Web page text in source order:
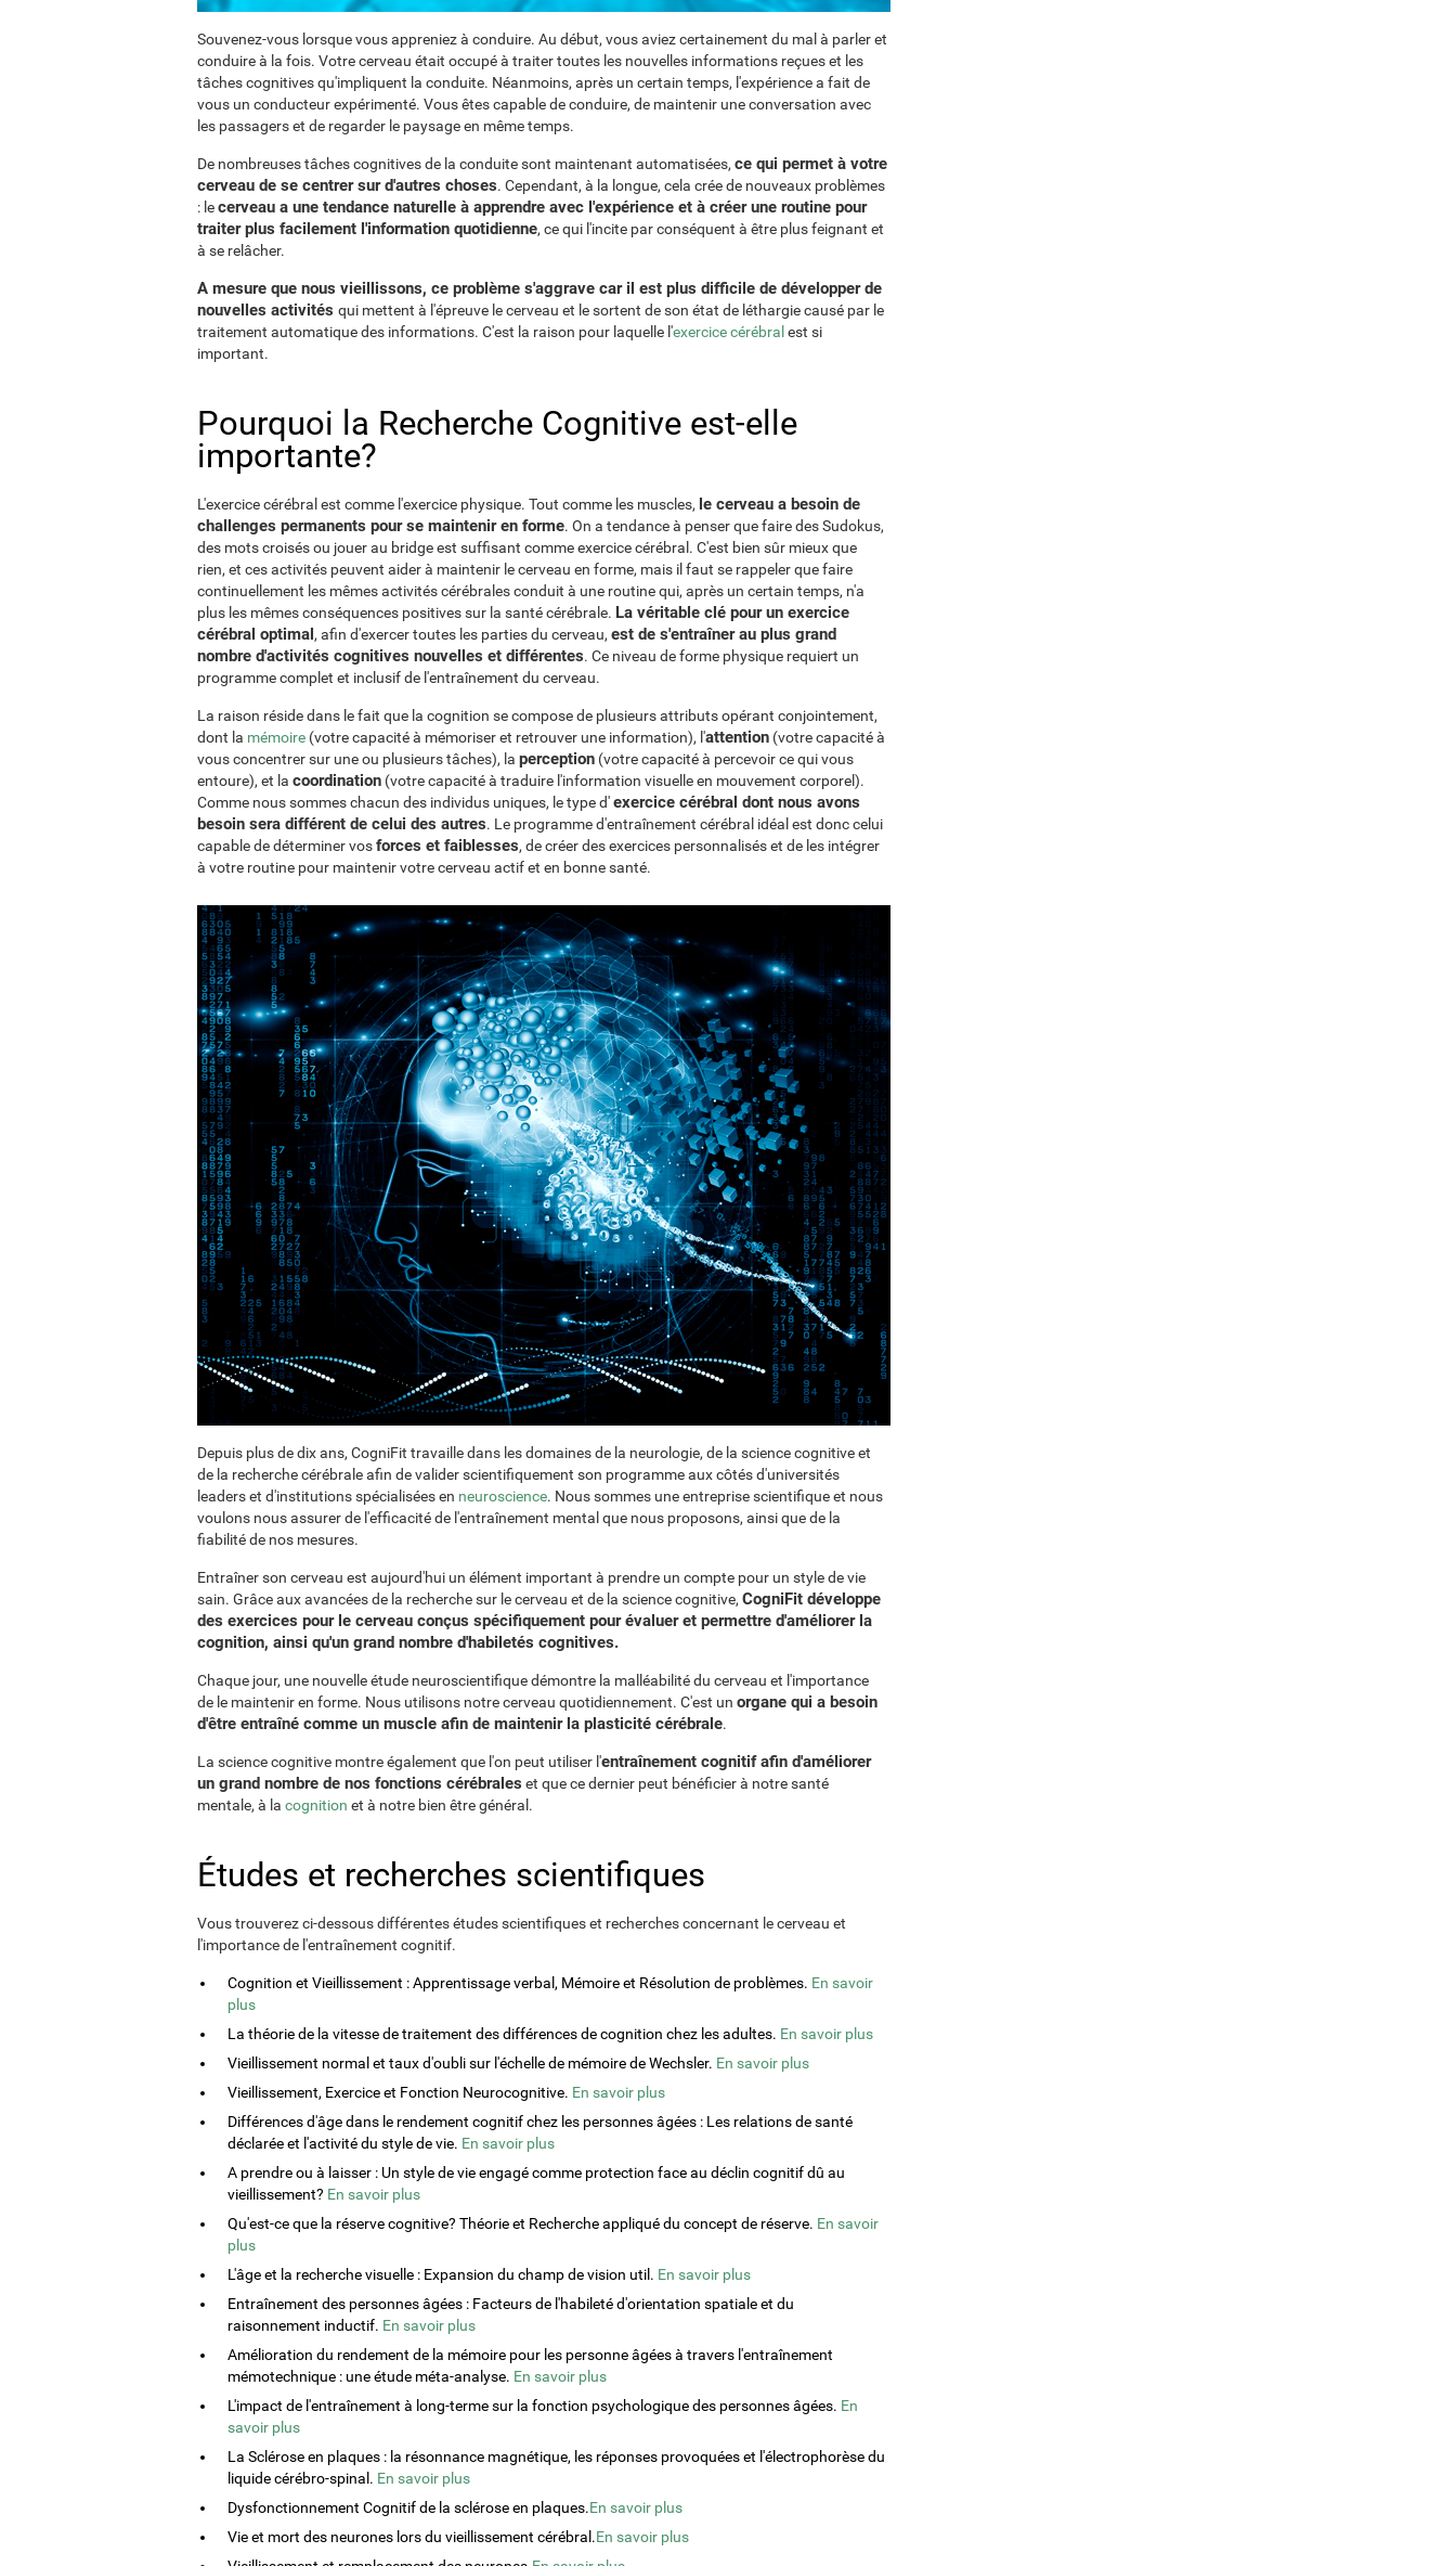
Souvenez-vous lorsque vous appreniez à conduire. Au début, vous aviez certainement du mal à parler et
conduire à la fois. Votre cerveau était occupé à traiter toutes les nouvelles informations reçues et les
tâches cognitives qu'impliquent la conduite. Néanmoins, après un certain temps, l'expérience a fait de
vous un conducteur expérimenté. Vous êtes capable de conduire, de maintenir une conversation avec
les passagers et de regarder le paysage en même temps.
De nombreuses tâches cognitives de la conduite sont maintenant automatisées, ce qui permet à votre
cerveau de se centrer sur d'autres choses. Cependant, à la longue, cela crée de nouveaux problèmes
: lecerveau a une tendance naturelle à apprendre avec l'expérience et à créer une routine pour
traiter plus facilement l'information quotidienne, ce qui l'incite par conséquent à être plus feignant et
à se relâcher.
A mesure que nous vieillissons, ce problème s'aggrave car il est plus difficile de développer de
nouvelles activités qui mettent à l'épreuve le cerveau et le sortent de son état de léthargie causé par le
traitement automatique des informations. C'est la raison pour laquelle l'exercice cérébral est si
important.
Pourquoi la Recherche Cognitive est-elle
importante?
L'exercice cérébral est comme l'exercice physique. Tout comme les muscles, le cerveau a besoin de
challenges permanents pour se maintenir en forme. On a tendance à penser que faire des Sudokus,
des mots croisés ou jouer au bridge est suffisant comme exercice cérébral. C'est bien sûr mieux que
rien, et ces activités peuvent aider à maintenir le cerveau en forme, mais il faut se rappeler que faire
continuellement les mêmes activités cérébrales conduit à une routine qui, après un certain temps, n'a
plus les mêmes conséquences positives sur la santé cérébrale. La véritable clé pour un exercice
cérébral optimal, afin d'exercer toutes les parties du cerveau, est de s'entraîner au plus grand
nombre d'activités cognitives nouvelles et différentes. Ce niveau de forme physique requiert un
programme complet et inclusif de l'entraînement du cerveau.
La raison réside dans le fait que la cognition se compose de plusieurs attributs opérant conjointement,
dont la mémoire (votre capacité à mémoriser et retrouver une information), l'attention (votre capacité à
vous concentrer sur une ou plusieurs tâches), la perception (votre capacité à percevoir ce qui vous
entoure), et la coordination (votre capacité à traduire l'information visuelle en mouvement corporel).
Comme nous sommes chacun des individus uniques, le type d'exercice cérébral dont nous avons
besoin sera différent de celui des autres. Le programme d'entraînement cérébral idéal est donc celui
capable de déterminer vosforces et faiblesses, de créer des exercices personnalisés et de les intégrer
à votre routine pour maintenir votre cerveau actif et en bonne santé.
Depuis plus de dix ans, CogniFit travaille dans les domaines de la neurologie, de la science cognitive et
de la recherche cérébrale afin de valider scientifiquement son programme aux côtés d'universités
leaders et d'institutions spécialisées en neuroscience. Nous sommes une entreprise scientifique et nous
voulons nous assurer de l'efficacité de l'entraînement mental que nous proposons, ainsi que de la
fiabilité de nos mesures.
Entraîner son cerveau est aujourd'hui un élément important à prendre un compte pour un style de vie
sain. Grâce aux avancées de la recherche sur le cerveau et de la science cognitive, CogniFit développe
des exercices pour le cerveau conçus spécifiquement pour évaluer et permettre d'améliorer la
cognition, ainsi qu'un grand nombre d'habiletés cognitives.
Chaque jour, une nouvelle étude neuroscientifique démontre la malléabilité du cerveau et l'importance
de le maintenir en forme. Nous utilisons notre cerveau quotidiennement. C'est un organe qui a besoin
d'être entraîné comme un muscle afin de maintenir la plasticité cérébrale.
La science cognitive montre également que l'on peut utiliser l'entraînement cognitif afin d'améliorer
un grand nombre de nos fonctions cérébrales et que ce dernier peut bénéficier à notre santé
mentale, à la cognition et à notre bien être général.
Études et recherches scientifiques
Vous trouverez ci-dessous différentes études scientifiques et recherches concernant le cerveau et
l'importance de l'entraînement cognitif.
Cognition et Vieillissement : Apprentissage verbal, Mémoire et Résolution de problèmes. En savoir
plus
La théorie de la vitesse de traitement des différences de cognition chez les adultes. En savoir plus
Vieillissement normal et taux d'oubli sur l'échelle de mémoire de Wechsler. En savoir plus
Vieillissement, Exercice et Fonction Neurocognitive. En savoir plus
Différences d'âge dans le rendement cognitif chez les personnes âgées : Les relations de santé
déclarée et l'activité du style de vie. En savoir plus
A prendre ou à laisser : Un style de vie engagé comme protection face au déclin cognitif dû au
vieillissement? En savoir plus
Qu'est-ce que la réserve cognitive? Théorie et Recherche appliqué du concept de réserve. En savoir
plus
L'âge et la recherche visuelle : Expansion du champ de vision util. En savoir plus
Entraînement des personnes âgées : Facteurs de l'habileté d'orientation spatiale et du
raisonnement inductif. En savoir plus
Amélioration du rendement de la mémoire pour les personne âgées à travers l'entraînement
mémotechnique : une étude méta-analyse. En savoir plus
L'impact de l'entraînement à long-terme sur la fonction psychologique des personnes âgées. En
savoir plus
La Sclérose en plaques : la résonnance magnétique, les réponses provoquées et l'électrophorèse du
liquide cérébro-spinal. En savoir plus
Dysfonctionnement Cognitif de la sclérose en plaques.En savoir plus
Vie et mort des neurones lors du vieillissement cérébral.En savoir plus